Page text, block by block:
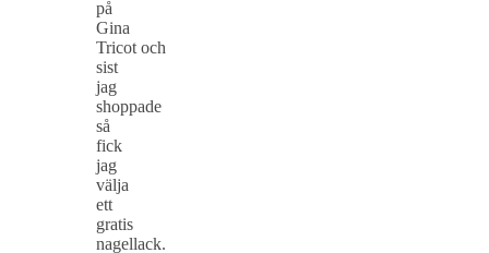
på
Gina
Tricot och
sist
jag
shoppade
så
fick
jag
välja
ett
gratis
nagellack.